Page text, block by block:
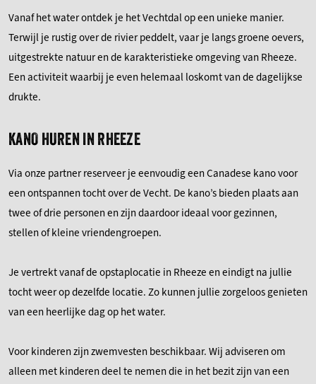
Vanaf het water ontdek je het Vechtdal op een unieke manier.
Terwijl je rustig over de rivier peddelt, vaar je langs groene oevers,
uitgestrekte natuur en de karakteristieke omgeving van Rheeze.
Een activiteit waarbij je even helemaal loskomt van de dagelijkse
drukte.
KANO HUREN IN RHEEZE
Via onze partner reserveer je eenvoudig een Canadese kano voor
een ontspannen tocht over de Vecht. De kano’s bieden plaats aan
twee of drie personen en zijn daardoor ideaal voor gezinnen,
stellen of kleine vriendengroepen.
Je vertrekt vanaf de opstaplocatie in Rheeze en eindigt na jullie
tocht weer op dezelfde locatie. Zo kunnen jullie zorgeloos genieten
van een heerlijke dag op het water.
Voor kinderen zijn zwemvesten beschikbaar. Wij adviseren om
alleen met kinderen deel te nemen die in het bezit zijn van een